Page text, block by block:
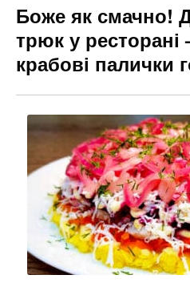
Боже як смачно!
трюк у
крабові палички